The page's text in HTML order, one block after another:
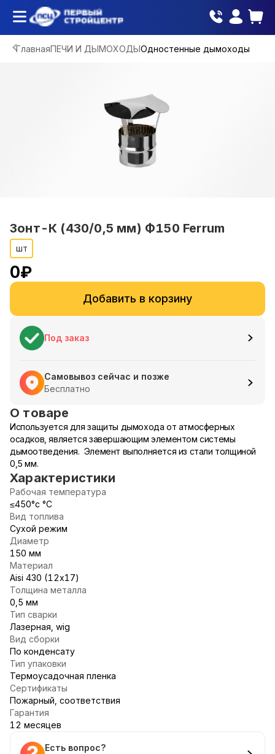
ГлавнаяПЕЧИ И ДЫМОХОДЫОдностенные дымоходы
Зонт-К (430/0,5 мм) Ф150 Ferrum
шт
0₽
Добавить в корзину
Под заказ
Самовывоз сейчас и позже
Бесплатно
О товаре
Используется для защиты дымохода от атмосферных
осадков, является завершающим элементом системы
дымоотведения. Элемент выполняется из стали толщиной
0,5 мм.
Характеристики
Рабочая температура
≤450°c °С
Вид топлива
Сухой режим
Диаметр
150 мм
Материал
Aisi 430 (12х17)
Толщина металла
0,5 мм
Тип сварки
Лазерная, wig
Вид сборки
По конденсату
Тип упаковки
Термоусадочная пленка
Сертификаты
Пожарный, соответствия
Гарантия
12 месяцев
Есть вопрос?